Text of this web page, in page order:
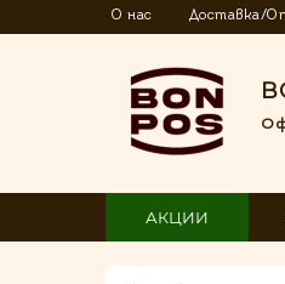
О нас Доставка/
АКЦИИ